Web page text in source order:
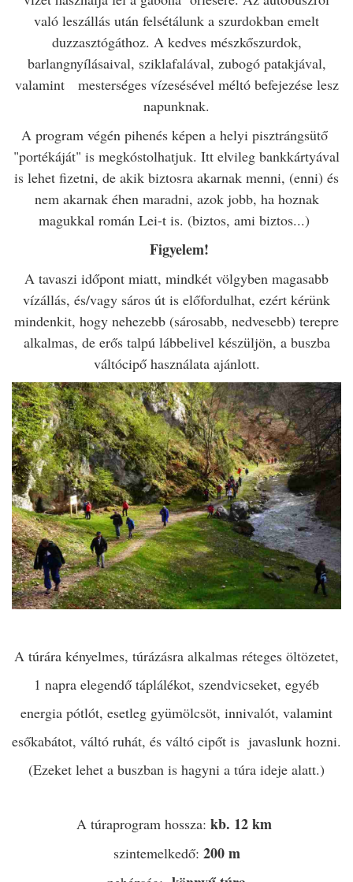
való leszállás után felsétálunk a szurdokban emelt
duzzasztógáthoz. A kedves mészkőszurdok,
barlangnyílásaival, sziklafalával, zubogó patakjával,
valamint mesterséges vízesésével méltó befejezése lesz
napunknak.
A program végén pihenés képen a helyi pisztrángsütő
"portékáját" is megkóstolhatjuk. Itt elvileg bankkártyával
is lehet fizetni, de akik biztosra akarnak menni, (enni) és
nem akarnak éhen maradni, azok jobb, ha hoznak
magukkal román Lei-t is. (biztos, ami biztos...)
Figyelem!
A tavaszi időpont miatt, mindkét völgyben magasabb
vízállás, és/vagy sáros út is előfordulhat, ezért kérünk
mindenkit, hogy nehezebb (sárosabb, nedvesebb) terepre
alkalmas, de erős talpú lábbelivel készüljön, a buszba
váltócipő használata ajánlott.
A túrára kényelmes, túrázásra alkalmas réteges öltözetet,
1 napra elegendő táplálékot, szendvicseket, egyéb
energia pótlót, esetleg gyümölcsöt, innivalót, valamint
esőkabátot, váltó ruhát, és váltó cipőt is javaslunk hozni.
(Ezeket lehet a buszban is hagyni a túra ideje alatt.)
A túraprogram hossza: kb. 12 km
szintemelkedő: 200 m